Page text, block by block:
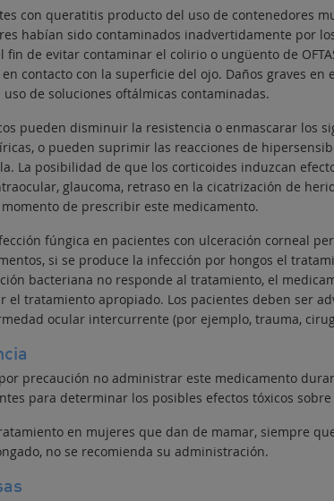
con queratitis producto del uso de contenedores
habían sido contaminados inadvertidamente por
fin de evitar contaminar el colirio o ungüento de
contacto con la superficie del ojo. Daños graves en
de soluciones oftálmicas contaminadas.
pueden disminuir la resistencia o enmascarar los
o pueden suprimir las reacciones de
La posibilidad de que los corticoides induzcan
glaucoma, retraso en la cicatrización de
de prescribir este medicamento.
fúngica en pacientes con ulceración corneal
si se produce la infección por hongos el
bacteriana no responde al tratamiento, el
tratamiento apropiado. Los pacientes deben ser
ocular intercurrente (por ejemplo, trauma,
precaución no administrar este medicamento
para determinar los posibles efectos tóxicos
en mujeres que dan de mamar, siempre
no se recomienda su administración.